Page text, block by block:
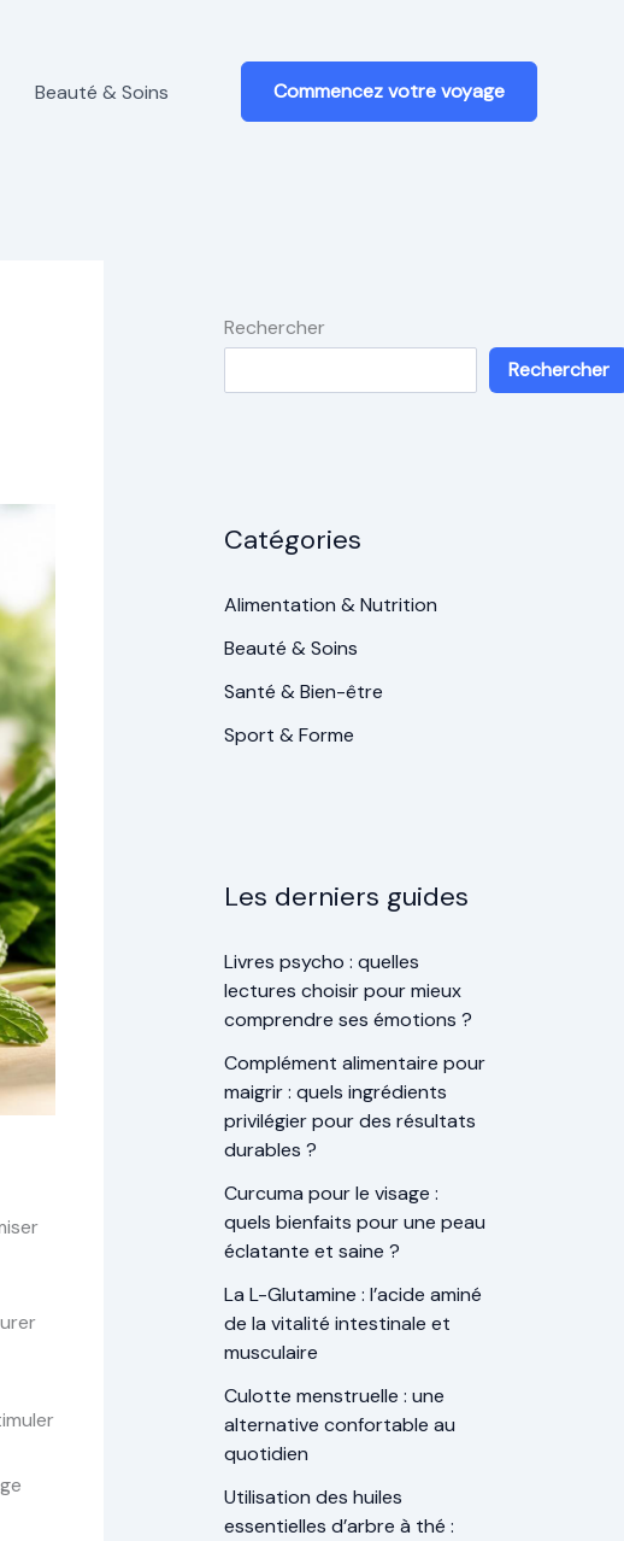
Beauté & Soins Commencez votre voyage
Rechercher
Rechercher
Catégories
Alimentation & Nutrition
Beauté & Soins
Santé & Bien-être
Sport & Forme
Les derniers guides
Livres psycho : quelles
lectures choisir pour mieux
comprendre ses émotions ?
Complément alimentaire pour
maigrir : quels ingrédients
privilégier pour des résultats
durables ?
Curcuma pour le visage :
quels bienfaits pour une peau
éclatante et saine ?
La L-Glutamine : l’acide aminé
de la vitalité intestinale et
musculaire
Culotte menstruelle : une
alternative confortable au
quotidien
Utilisation des huiles
essentielles d’arbre à thé :